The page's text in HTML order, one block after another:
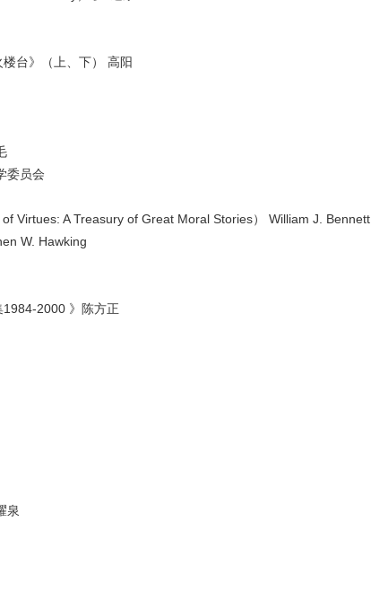
台》（上、下） 高阳
委员会
A Treasury of Great Moral Stories） William J. Bennett
W. Hawking
2000 》陈方正
泉